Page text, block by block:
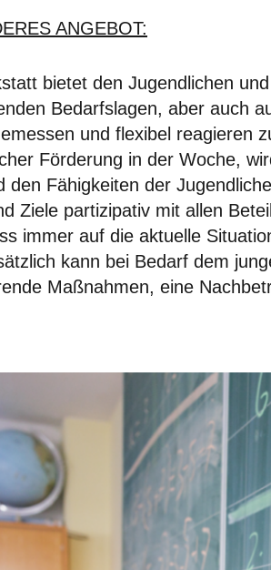
ANGEBOT:
bietet den Jugendlichen
Bedarfslagen, aber auch
und flexibel reagieren
Förderung in der Woche,
den Fähigkeiten der
Ziele partizipativ mit allen
immer auf die aktuelle
kann bei Bedarf dem
Maßnahmen, eine